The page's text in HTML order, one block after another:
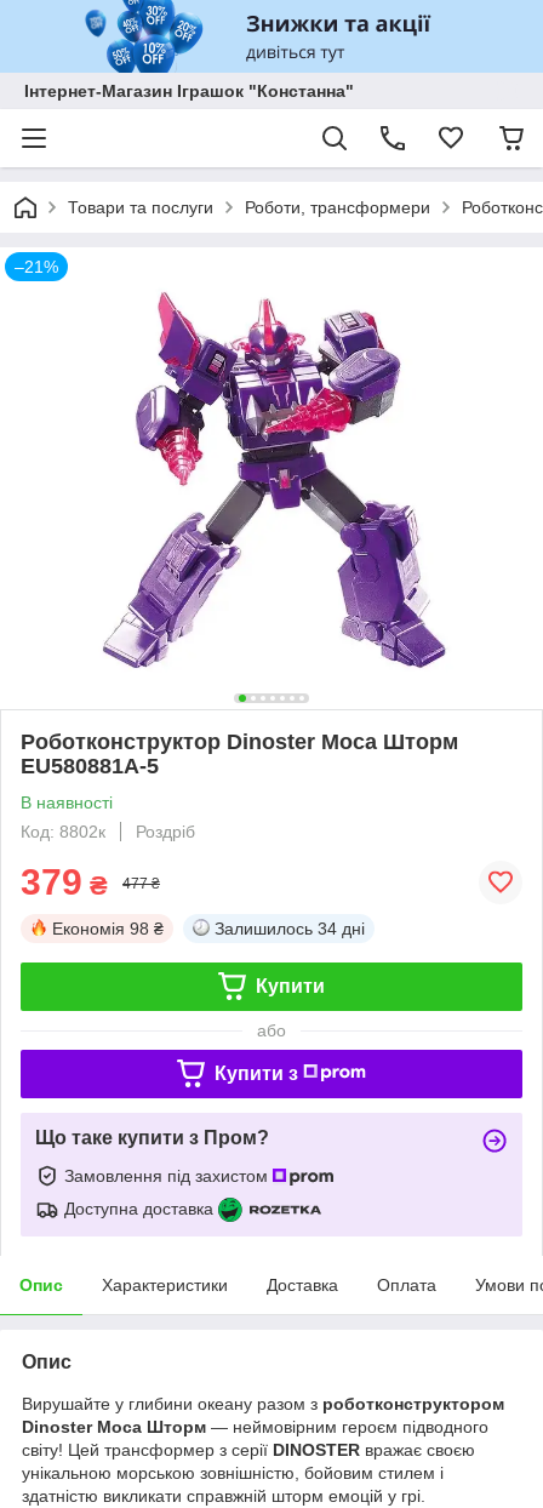
Інтернет-Магазин Іграшок "Констанна"
Товари та послуги Роботи, трансформери
–21%
Роботконструктор Dinoster Моса Шторм
EU580881A-5
В наявності
Код: 8802к
Роздріб
379 ₴ 477 ₴
Економія 98 ₴ Залишилось 34 дні
Купити
або
Купити з
Що таке купити з Пром?
Замовлення під захистом
Доступна доставка
Опис Характеристики Доставка Оплата Умови
Опис
Вирушайте у глибини океану разом з роботконструктором
Dinoster Моса Шторм — неймовірним героєм підводного
світу! Цей трансформер з серії DINOSTER вражає своєю
унікальною морською зовнішністю, бойовим стилем і
здатністю викликати справжній шторм емоцій у грі.